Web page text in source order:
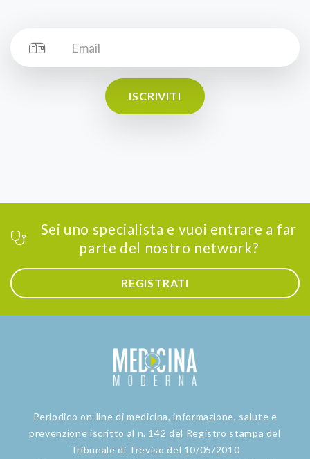
ISCRIVITI
Sei uno specialista e vuoi entrare a far
parte del nostro network?
REGISTRATI
Periodico on-line di medicina, informazione, salute e
prevenzione iscritto al n. 142 del Registro stampa del
Tribunale di Treviso del 10/05/2010